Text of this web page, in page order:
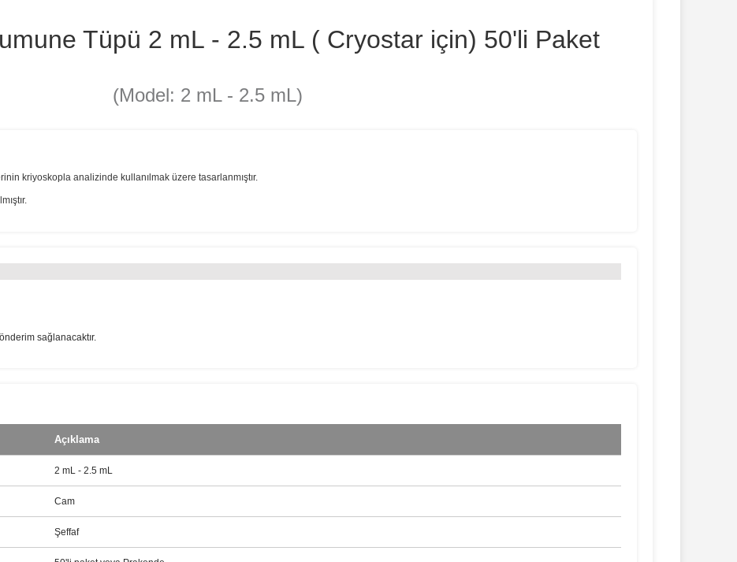
Tüpü 2 mL - 2.5 mL ( Cryostar için) 50'li Paket
(Model: 2 mL - 2.5 mL)
kriyoskopla analizinde kullanılmak üzere tasarlanmıştır.
sağlanacaktır.
Açıklama
2 mL - 2.5 mL
Cam
Şeffaf